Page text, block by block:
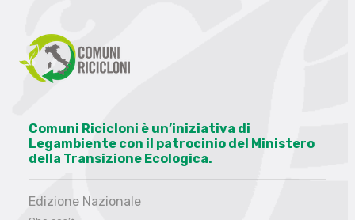
Comuni Ricicloni è un’iniziativa di
Legambiente con il patrocinio del Ministero
della Transizione Ecologica.
Edizione Nazionale